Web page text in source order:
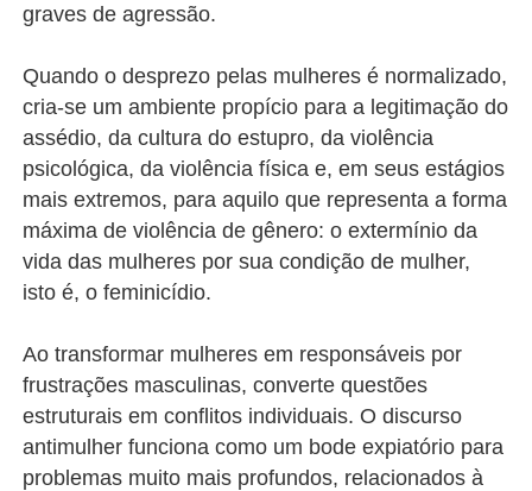
graves de agressão.
Quando o desprezo pelas mulheres é normalizado,
cria-se um ambiente propício para a legitimação do
assédio, da cultura do estupro, da violência
psicológica, da violência física e, em seus estágios
mais extremos, para aquilo que representa a forma
máxima de violência de gênero: o extermínio da
vida das mulheres por sua condição de mulher,
isto é, o feminicídio.
Ao transformar mulheres em responsáveis por
frustrações masculinas, converte questões
estruturais em conflitos individuais. O discurso
antimulher funciona como um bode expiatório para
problemas muito mais profundos, relacionados à